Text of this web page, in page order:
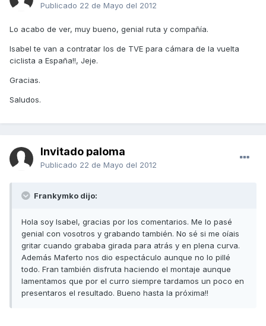
Publicado 22 de Mayo del 2012
Lo acabo de ver, muy bueno, genial ruta y compañía.
Isabel te van a contratar los de TVE para cámara de la vuelta
ciclista a España!!, Jeje.
Gracias.
Saludos.
Invitado paloma
Publicado 22 de Mayo del 2012
Frankymko dijo:
Hola soy Isabel, gracias por los comentarios. Me lo pasé
genial con vosotros y grabando también. No sé si me oíais
gritar cuando grababa girada para atrás y en plena curva.
Además Maferto nos dio espectáculo aunque no lo pillé
todo. Fran también disfruta haciendo el montaje aunque
lamentamos que por el curro siempre tardamos un poco en
presentaros el resultado. Bueno hasta la próxima!!